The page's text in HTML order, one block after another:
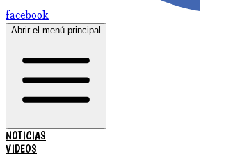
facebook
Abrir el menú principal
NOTICIAS
VIDEOS